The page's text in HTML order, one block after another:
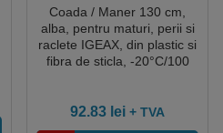
Coada / Maner 130 cm,
alba, pentru maturi, perii si
raclete IGEAX, din plastic si
fibra de sticla, -20°C/100
certificata HACCP, FDA
92.83 lei + TVA